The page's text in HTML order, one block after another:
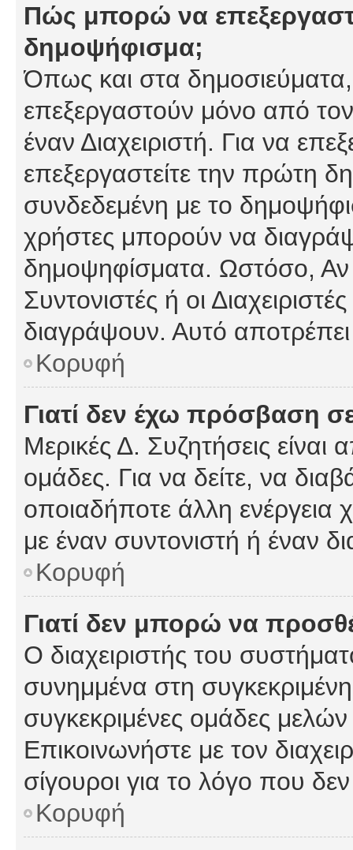
Πώς μπορώ να
δημοψήφισμα;
Όπως και στα
επεξεργαστούν μόνο από
έναν Διαχειριστή. Για να
επεξεργαστείτε την πρώτη
συνδεδεμένη με το
χρήστες μπορούν να
δημοψηφίσματα. Ωστόσο, Αν
Συντονιστές ή οι
διαγράψουν. Αυτό
Κορυφή
Γιατί δεν έχω πρόσβαση
Μερικές Δ. Συζητήσεις είναι
ομάδες. Για να δείτε, να
οποιαδήποτε άλλη ενέργεια
με έναν συντονιστή ή έναν
Κορυφή
Γιατί δεν μπορώ να
Ο διαχειριστής του
συνημμένα στη
συγκεκριμένες ομάδες
Επικοινωνήστε με τον
σίγουροι για το λόγο που
Κορυφή